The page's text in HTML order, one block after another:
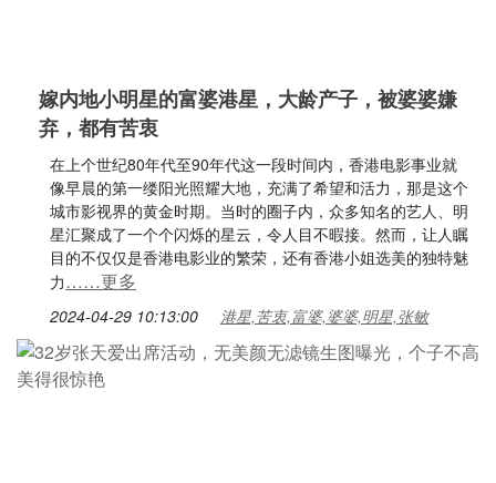
嫁内地小明星的富婆港星，大龄产子，被婆婆嫌
弃，都有苦衷
在上个世纪80年代至90年代这一段时间内，香港电影事业就
像早晨的第一缕阳光照耀大地，充满了希望和活力，那是这个
城市影视界的黄金时期。当时的圈子内，众多知名的艺人、明
星汇聚成了一个个闪烁的星云，令人目不暇接。然而，让人瞩
目的不仅仅是香港电影业的繁荣，还有香港小姐选美的独特魅
力……更多
2024-04-29 10:13:00 港星,苦衷,富婆,婆婆,明星,张敏